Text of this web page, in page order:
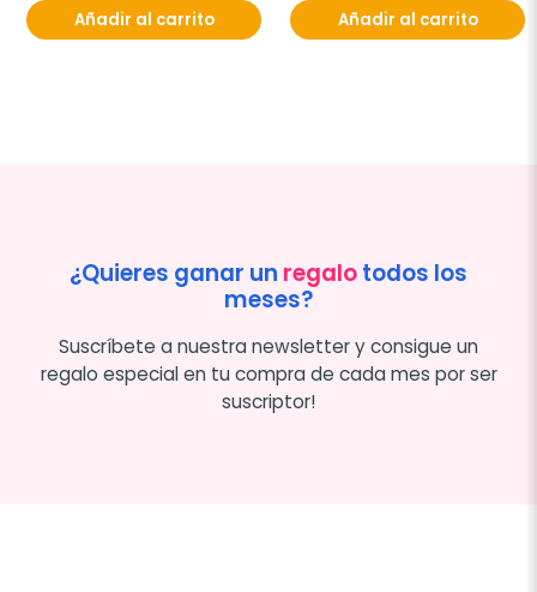
Añadir al carrito Añadir al carrito
¿Quieres ganar un regalotodos los
meses?
Suscríbete a nuestra newsletter y consigue un
regalo especial en tu compra de cada mes por ser
suscriptor!